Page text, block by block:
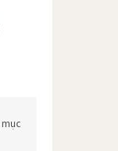
mục